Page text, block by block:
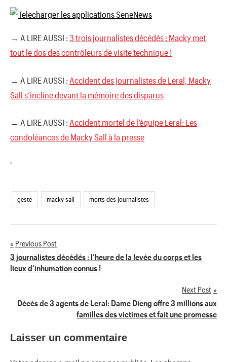
→ A LIRE AUSSI : 3 trois journalistes décédés : Macky met
tout le dos des contrôleurs de visite technique !
→ A LIRE AUSSI : Accident des journalistes de Leral, Macky
Sall s’incline devant la mémoire des disparus
→ A LIRE AUSSI : Accident mortel de l’équipe Leral: Les
condoléances de Macky Sall à la presse
'
geste macky sall morts des journalistes
Navigation
de
Previous Post
3 journalistes décédés : l’heure de la levée du corps et les
lieux d’inhumation connus !
Next Post
Décès de 3 agents de Leral: Dame Dieng offre 3 millions aux
familles des victimes et fait une promesse
Laisser un commentaire